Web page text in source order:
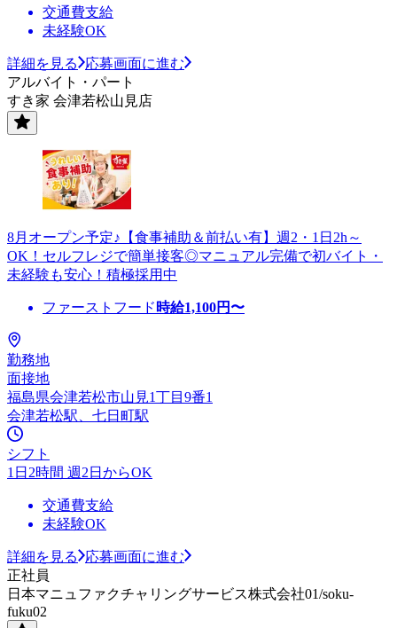
交通費支給
未経験OK
詳細を見る
応募画面に進む
アルバイト・パート
すき家 会津若松山見店
8月オープン予定♪【食事補助＆前払い有】週2・1日2h～
OK！セルフレジで簡単接客◎マニュアル完備で初バイト・
未経験も安心！積極採用中
ファーストフード 時給1,100円〜
勤務地
面接地
福島県会津若松市山見1丁目9番1
会津若松駅、七日町駅
シフト
1日2時間 週2日からOK
交通費支給
未経験OK
詳細を見る
応募画面に進む
正社員
日本マニュファクチャリングサービス株式会社01/soku-
fuku02